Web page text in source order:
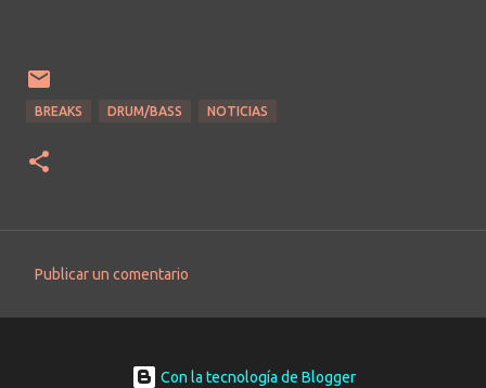
BREAKS DRUM/BASS NOTICIAS
o
Publicar un comentario
Con la tecnología de Blogger